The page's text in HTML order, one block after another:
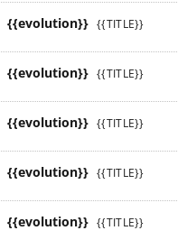
{{evolution}} {{TITLE}}
{{evolution}} {{TITLE}}
{{evolution}} {{TITLE}}
{{evolution}} {{TITLE}}
{{evolution}} {{TITLE}}